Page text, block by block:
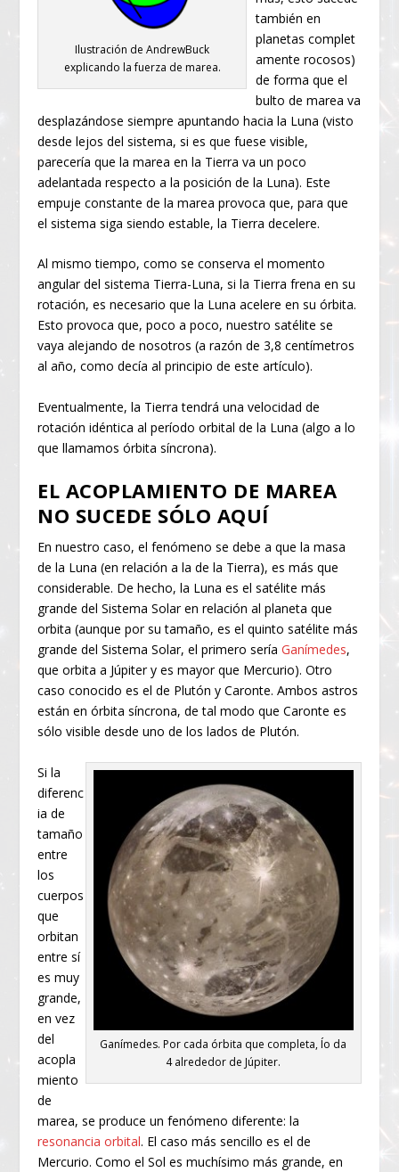
Ilustración de AndrewBuck
explicando la fuerza de marea.
también en
planetas complet
amente rocosos)
de forma que el
bulto de marea va
desplazándose siempre apuntando hacia la Luna (visto
desde lejos del sistema, si es que fuese visible,
parecería que la marea en la Tierra va un poco
adelantada respecto a la posición de la Luna). Este
empuje constante de la marea provoca que, para que
el sistema siga siendo estable, la Tierra decelere.
Al mismo tiempo, como se conserva el momento
angular del sistema Tierra-Luna, si la Tierra frena en su
rotación, es necesario que la Luna acelere en su órbita.
Esto provoca que, poco a poco, nuestro satélite se
vaya alejando de nosotros (a razón de 3,8 centímetros
al año, como decía al principio de este artículo).
Eventualmente, la Tierra tendrá una velocidad de
rotación idéntica al período orbital de la Luna (algo a lo
que llamamos órbita síncrona).
EL ACOPLAMIENTO DE MAREA
NO SUCEDE SÓLO AQUÍ
En nuestro caso, el fenómeno se debe a que la masa
de la Luna (en relación a la de la Tierra), es más que
considerable. De hecho, la Luna es el satélite más
grande del Sistema Solar en relación al planeta que
orbita (aunque por su tamaño, es el quinto satélite más
grande del Sistema Solar, el primero seríaGanímedes,
que orbita a Júpiter y es mayor que Mercurio). Otro
caso conocido es el de Plutón y Caronte. Ambos astros
están en órbita síncrona, de tal modo que Caronte es
sólo visible desde uno de los lados de Plutón.
Ganímedes. Por cada órbita que completa, Ío da
4 alrededor de Júpiter.
Si la
diferenc
ia de
tamaño
entre
los
cuerpos
que
orbitan
entre sí
es muy
grande,
en vez
del
acopla
miento
de
marea, se produce un fenómeno diferente: la
resonancia orbital. El caso más sencillo es el de
Mercurio. Como el Sol es muchísimo más grande, en